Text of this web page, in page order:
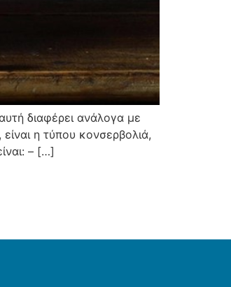
διαφέρει ανάλογα με
η τύπου κονσερβολιά,
– […]